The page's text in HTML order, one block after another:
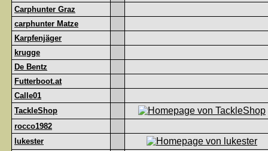
Carphunter Graz
carphunter Matze
Karpfenjäger
krugge
De Bentz
Futterboot.at
Calle01
TackleShop
rocco1982
lukester